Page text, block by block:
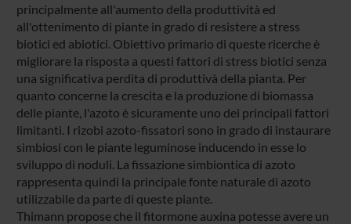
principalmente all'aumento della produttività ed
all'ottenimento di piante in grado di resistere a stress
biotici ed abiotici. Obiettivo primario di queste ricerche è
migliorare la risposta a questi fattori di stress biotici senza
una significativa perdita di produttivà della pianta. Per
quanto concerne la crescita e la produzione di biomassa
delle piante, l'azoto è sicuramente uno dei principali fattori
limitanti. I rizobi azoto-fissatori sono in grado di instaurare
simbiosi con le piante leguminose inducendo in esse lo
sviluppo di noduli. La fissazione simbiontica di azoto
rappresenta quindi la principale fonte naturale di azoto
utilizzabile da parte di queste piante.
Thimann propose che il fitormone auxina potesse avere un